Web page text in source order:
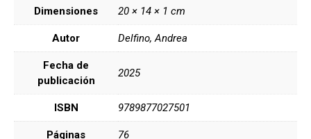
Dimensiones 20 × 14 × 1 cm
Autor Delfino, Andrea
Fecha de
publicación
2025
ISBN 9789877027501
Páginas 76